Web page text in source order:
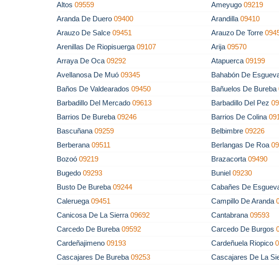
Altos 09559 Ameyugo09219
Aranda De Duero 09400 Arandilla09410
Arauzo De Salce 09451 Arauzo De Torre
Arenillas De Riopisuerga 09107 Arija09570
Arraya De Oca 09292 Atapuerca09199
Avellanosa De Muó 09345 Bahabón De
Baños De Valdearados 09450 Bañuelos De Bureba
Barbadillo Del Mercado 09613 Barbadillo Del Pez
Barrios De Bureba 09246 Barrios De Colina
Bascuñana 09259 Belbimbre09226
Berberana 09511 Berlangas De Roa
Bozoó 09219 Brazacorta09490
Bugedo 09293 Buniel09230
Busto De Bureba 09244 Cabañes De
Caleruega 09451 Campillo De Aranda
Canicosa De La Sierra 09692 Cantabrana09593
Carcedo De Bureba 09592 Carcedo De Burgos
Cardeñajimeno 09193 Cardeñuela Riopico
Cascajares De Bureba 09253 Cascajares De La